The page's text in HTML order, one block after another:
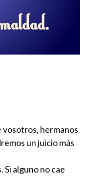
vosotros, hermanos
un juicio más
Si alguno no cae